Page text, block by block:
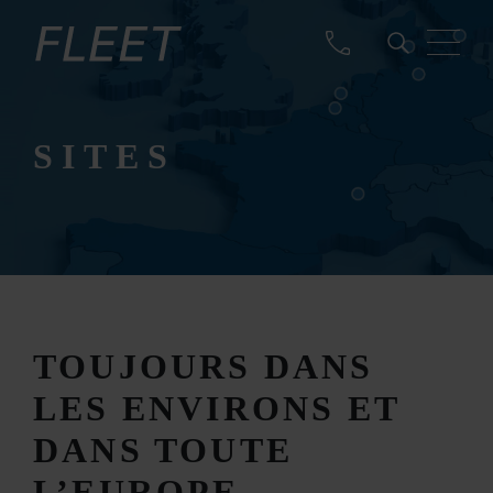
SITES
TOUJOURS DANS
LES ENVIRONS ET
DANS TOUTE